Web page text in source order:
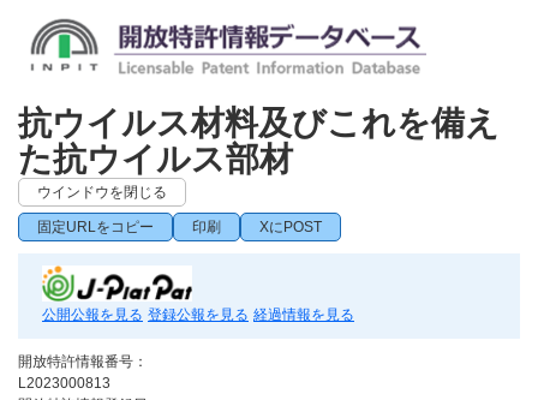
抗ウイルス材料及びこれを備え
た抗ウイルス部材
ウインドウを閉じる
固定URLをコピー 印刷 XにPOST
公開公報を見る 登録公報を見る 経過情報を見る
開放特許情報番号：
L2023000813